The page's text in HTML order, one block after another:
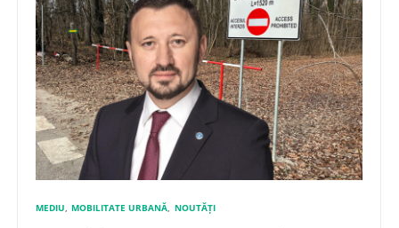
MEDIU MOBILITATE URBANĂ NOUTĂȚI